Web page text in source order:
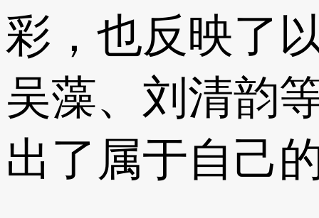
彩，也反映了
吴藻、刘清韵
出了属于自己